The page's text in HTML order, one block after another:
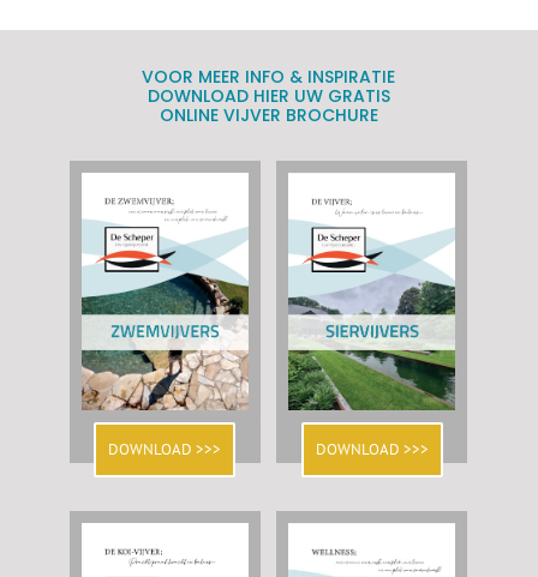
VOOR MEER INFO & INSPIRATIE
DOWNLOAD HIER UW GRATIS
ONLINE VIJVER BROCHURE
DOWNLOAD >>> DOWNLOAD >>>